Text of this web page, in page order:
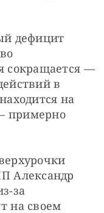
дефицит
сокращается —
в
на
примерно
Александр
за
на своем